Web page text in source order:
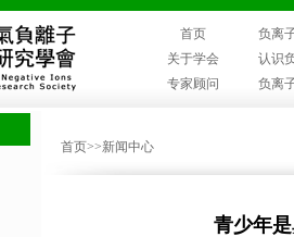
首页
负离
关于学会
认识
专家顾问
负离
首页>>新闻中心
青少年